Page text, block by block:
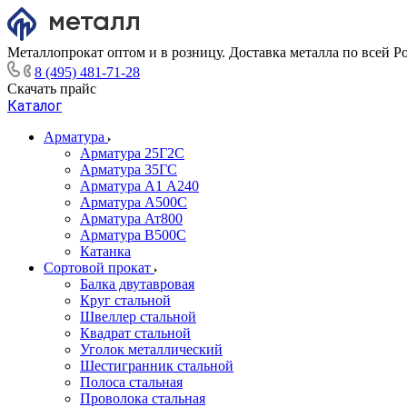
Металлопрокат оптом и в розницу. Доставка металла по всей
8 (495) 481-71-28
Скачать прайс
Каталог
Арматура
Арматура 25Г2С
Арматура 35ГС
Арматура А1 А240
Арматура А500С
Арматура Ат800
Арматура В500С
Катанка
Сортовой прокат
Балка двутавровая
Круг стальной
Швеллер стальной
Квадрат стальной
Уголок металлический
Шестигранник стальной
Полоса стальная
Проволока стальная